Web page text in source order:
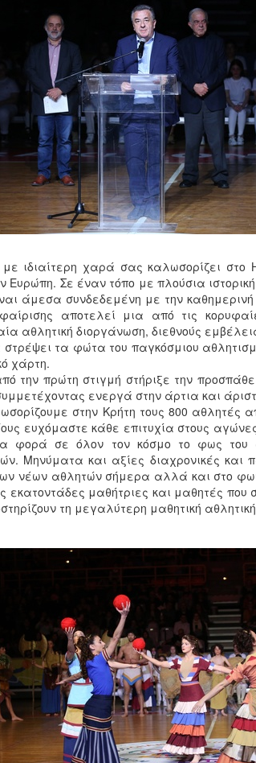
ιδιαίτερη χαρά σας καλωσορίζει στο
Ευρώπη. Σε έναν τόπο με πλούσια
άμεσα συνδεδεμένη με την
αποτελεί μια από τις
αθλητική διοργάνωση, διεθνούς
τα φώτα του παγκόσμιου
χάρτη.
την πρώτη στιγμή στήριξε την
ενεργά στην άρτια και
στην Κρήτη τους 800 αθλητές
ευχόμαστε κάθε επιτυχία στους
φορά σε όλον τον κόσμο το φως του
Μηνύματα και αξίες διαχρονικές και
νέων αθλητών σήμερα αλλά και στο
εκατοντάδες μαθήτριες και μαθητές
τη μεγαλύτερη μαθητική